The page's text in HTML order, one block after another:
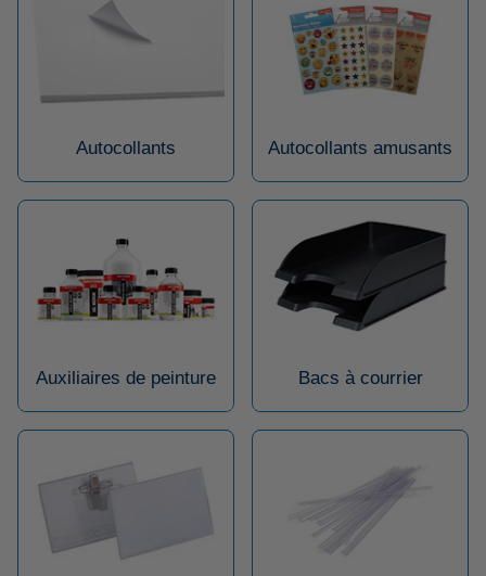
Autocollants Autocollants amusants
Auxiliaires de peinture Bacs à courrier